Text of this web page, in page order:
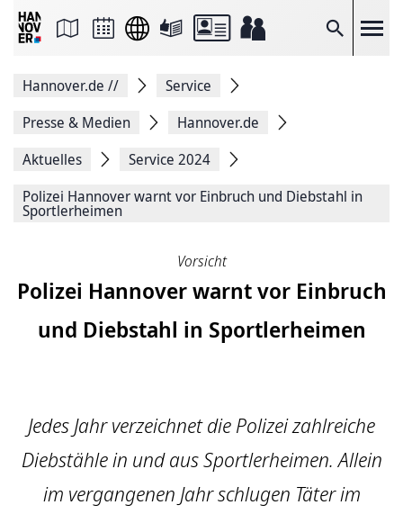
Suche
Seite
Facebook
teilen
Seitenlink
Seite
Drucken
Hannover.de //
Service
Presse & Medien
Hannover.de
Aktuelles
Service 2024
Polizei Han­no­ver warnt vor Ein­bruch und Dieb­stahl in
Sport­ler­hei­men
Vorsicht
Polizei Han­no­ver warnt vor Ein­bruch
und Dieb­stahl in Sport­ler­hei­men
Jedes Jahr verzeichnet die Polizei zahlreiche
Diebstähle in und aus Sportlerheimen. Allein
im vergangenen Jahr schlugen Täter im